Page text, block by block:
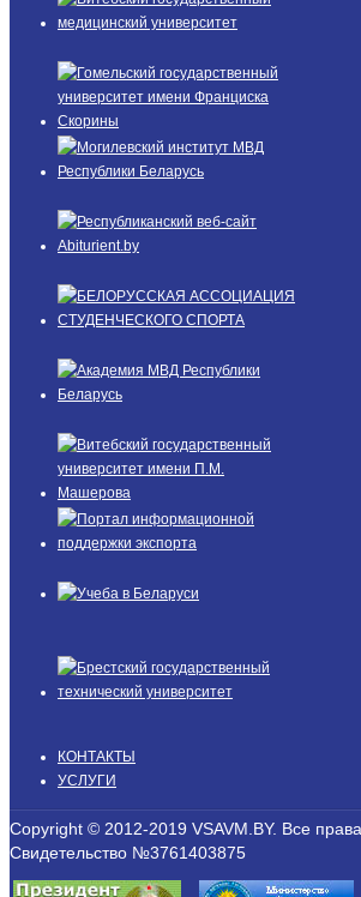
КОНТАКТЫ
УСЛУГИ
Copyright © 2012-2019 VSAVM.BY. Все
Свидетельство №3761403875